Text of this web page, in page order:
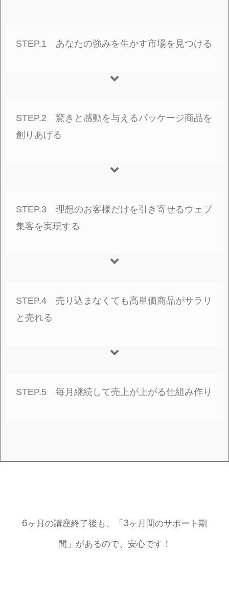
STEP.1 あなたの強みを生かす市場を見つける
STEP.2 驚きと感動を与えるパッケージ商品を
創りあげる
STEP.3 理想のお客様だけを引き寄せるウェブ
集客を実現する
STEP.4 売り込まなくても高単価商品がサラリ
と売れる
STEP.5 毎月継続して売上が上がる仕組み作り
6ヶ月の講座終了後も、「3ヶ月間のサポート期
間」があるので、安心です！